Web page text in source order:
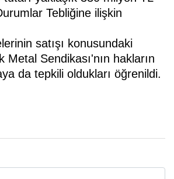
Tebliğine ilişkin
satışı konusundaki
Metal Sendikası'nın hakların
da tepkili oldukları öğrenildi.